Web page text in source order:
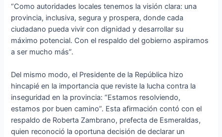
“Como autoridades locales tenemos la visión clara: una
provincia, inclusiva, segura y prospera, donde cada
ciudadano pueda vivir con dignidad y desarrollar su
máximo potencial. Con el respaldo del gobierno aspiramos
a ser mucho más”.
Del mismo modo, el Presidente de la República hizo
hincapié en la importancia que reviste la lucha contra la
inseguridad en la provincia: “Estamos resolviendo,
estamos por buen camino”. Esta afirmación contó con el
respaldo de Roberta Zambrano, prefecta de Esmeraldas,
quien reconoció la oportuna decisión de declarar un